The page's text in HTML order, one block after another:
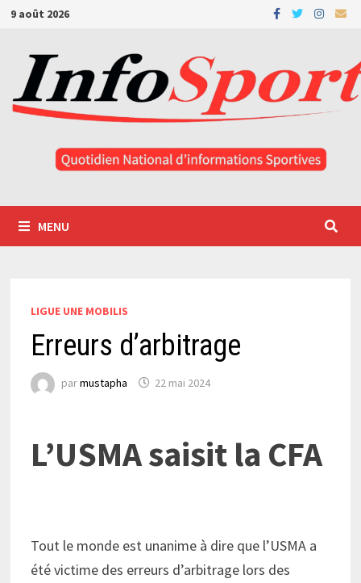
Passer
contenu
9 août 2026
MENU
LIGUE UNE MOBILIS
Erreurs d’arbitrage
parmustapha 22 mai 2024
L’USMA saisit la CFA
Tout le monde est unanime à dire que l’USMA a
été victime des erreurs d’arbitrage lors des